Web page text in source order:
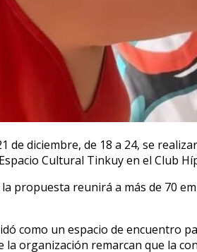
de diciembre, de 18 a 24, se
Cultural Tinkuy en el Club
la propuesta reunirá a más de 70
como un espacio de encuentro
la organización remarcan que la